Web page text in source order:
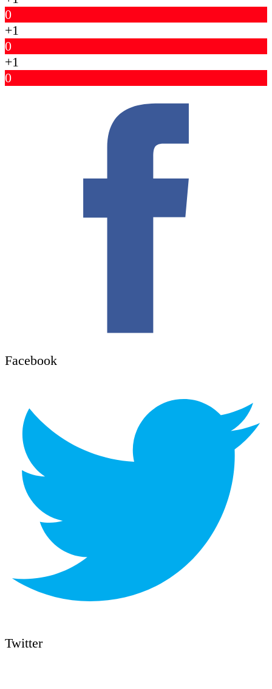
0
+1
0
+1
0
Facebook
Twitter